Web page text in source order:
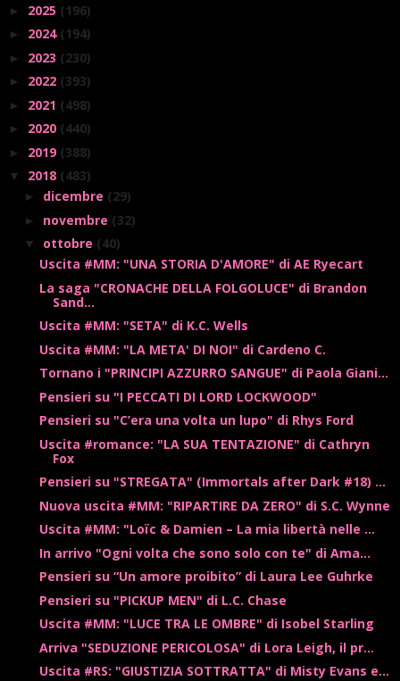
► 2025 (196)
► 2024 (194)
► 2023 (230)
► 2022 (393)
► 2021 (498)
► 2020 (440)
► 2019 (388)
▼ 2018 (483)
► dicembre (29)
► novembre (32)
▼ ottobre (40)
Uscita #MM: "UNA STORIA D'AMORE" di AE Ryecart
La saga "CRONACHE DELLA FOLGOLUCE" di Brandon
Sand...
Uscita #MM: "SETA" di K.C. Wells
Uscita #MM: "LA META' DI NOI" di Cardeno C.
Tornano i "PRINCIPI AZZURRO SANGUE" di Paola Giani...
Pensieri su "I PECCATI DI LORD LOCKWOOD"
Pensieri su "C’era una volta un lupo" di Rhys Ford
Uscita #romance: "LA SUA TENTAZIONE" di Cathryn
Fox
Pensieri su "STREGATA" (Immortals after Dark #18) ...
Nuova uscita #MM: "RIPARTIRE DA ZERO" di S.C. Wynne
Uscita #MM: "Loïc & Damien – La mia libertà nelle ...
In arrivo "Ogni volta che sono solo con te" di Ama...
Pensieri su “Un amore proibito” di Laura Lee Guhrke
Pensieri su "PICKUP MEN" di L.C. Chase
Uscita #MM: "LUCE TRA LE OMBRE" di Isobel Starling
Arriva "SEDUZIONE PERICOLOSA" di Lora Leigh, il pr...
Uscita #RS: "GIUSTIZIA SOTTRATTA" di Misty Evans e...